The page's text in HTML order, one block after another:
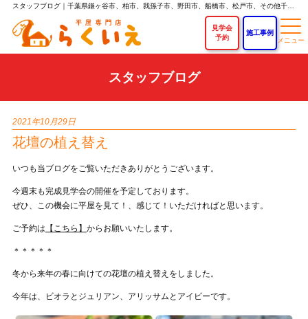
スタッフブログ｜千葉県鎌ヶ谷市、柏市、我孫子市、野田市、船橋市、松戸市、その他千葉県内で平屋を建てるなら「らくいえ」｜平屋専門店なら新築平屋住宅が750万円～！
見学会
予約
施工事例
スタッフブログ
2021年10月29日
花壇の植え替え
いつも当ブログをご覧いただきありがとうございます。
今週末も完成見学会の開催を予定しております。
ぜひ、この機会に平屋を見て！、感じて！いただければと思います。
ご予約は 【こちら】 からお願いいたします。
＊＊＊＊＊
冬から来年の春に向けての花壇の植え替えをしました。
今年は、ビオラとジュリアン、アリッサムとアイビーです。